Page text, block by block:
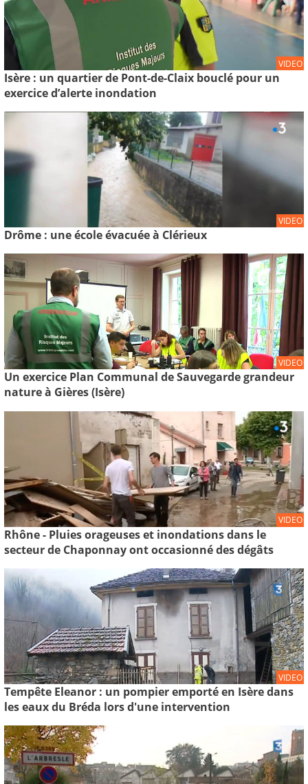
VIDEO
Isère : un quartier de Pont-de-Claix bouclé pour un
exercice d’alerte inondation
VIDEO
Drôme : une école évacuée à Clérieux
VIDEO
Un exercice Plan Communal de Sauvegarde grandeur
nature à Gières (Isère)
VIDEO
Rhône - Pluies orageuses et inondations dans le
secteur de Chaponnay ont occasionné des dégâts
VIDEO
Tempête Eleanor : un pompier emporté en Isère dans
les eaux du Bréda lors d'une intervention